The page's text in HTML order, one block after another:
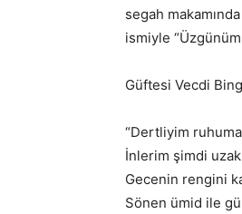
segah
ismiyle
Güftesi Vecdi
“Dertliyim ruhuma
İnlerim şimdi
Gecenin rengini
Sönen ümid ile